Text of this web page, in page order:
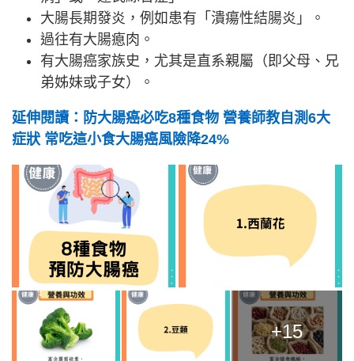
大腸長期發炎，例如患有「潰瘍性結腸炎」。
過往有大腸瘜肉。
有大腸癌家族史，尤其是直系親屬（即父母、兄
弟姊妹或子女）。
延伸閱讀：防大腸癌必吃8種食物 營養師教自測6大
症狀 常吃這小食大腸癌風險降24%
+15